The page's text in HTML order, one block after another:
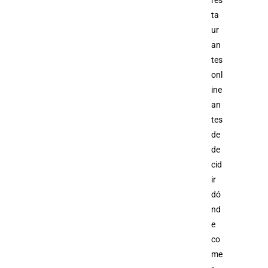
ta
ur
an
tes
onl
ine
an
tes
de
de
cid
ir
dó
nd
e
co
me